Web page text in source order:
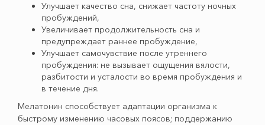
Улучшает качество сна, снижает частоту ночных
пробуждений,
Увеличивает продолжительность сна и
предупреждает раннее пробуждение,
Улучшает самочувствие после утреннего
пробуждения: не вызывает ощущения вялости,
разбитости и усталости во время пробуждения и
в течение дня.
Мелатонин способствует адаптации организма к
быстрому изменению часовых поясов; поддержанию